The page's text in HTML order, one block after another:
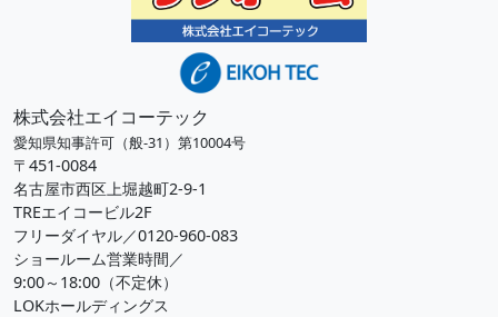
株式会社エイコーテック
愛知県知事許可（般-31）第10004号
〒451-0084
名古屋市西区上堀越町2-9-1
TREエイコービル2F
フリーダイヤル／0120-960-083
ショールーム営業時間／
9:00～18:00（不定休）
LOKホールディングス